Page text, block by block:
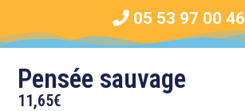
05 53 97 00 46
Pensée sauvage
11,65€